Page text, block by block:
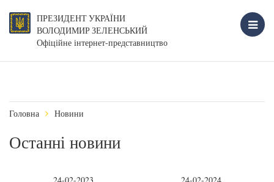
ПРЕЗИДЕНТ УКРАЇНИ
ВОЛОДИМИР ЗЕЛЕНСЬКИЙ
Офіційне інтернет-представництво
Головна Новини
Останні новини